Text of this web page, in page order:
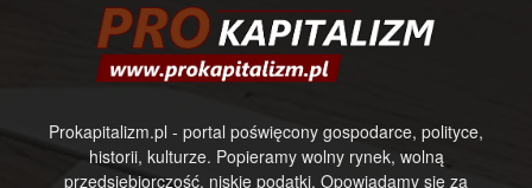
Prokapitalizm.pl - portal poświęcony gospodarce, polityce,
historii, kulturze. Popieramy wolny rynek, wolną
przedsiębiorczość, niskie podatki. Opowiadamy się za